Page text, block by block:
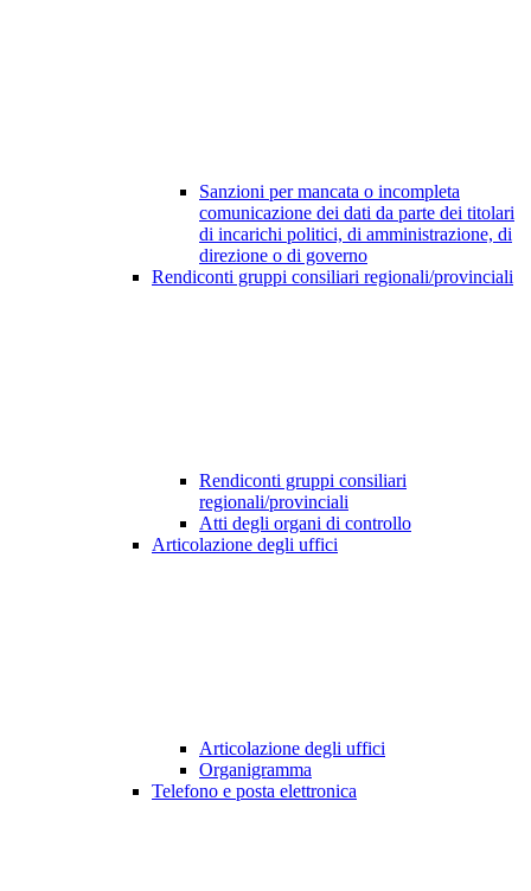
Sanzioni per mancata o incompleta
comunicazione dei dati da parte dei titolari
di incarichi politici, di amministrazione, di
direzione o di governo
Rendiconti gruppi consiliari regionali/provinciali
Rendiconti gruppi consiliari
regionali/provinciali
Atti degli organi di controllo
Articolazione degli uffici
Articolazione degli uffici
Organigramma
Telefono e posta elettronica